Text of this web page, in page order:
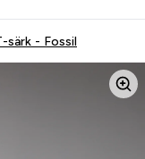
särk - Fossil